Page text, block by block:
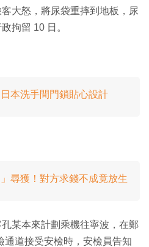
大怒，將尿袋重摔到地板，尿
拘留 10 日。
本洗手間門鎖貼心設計
尋獲！對方求錢不成竟放生
某本來計劃乘機往寧波，在鄭
通道接受安檢時，安檢員告知